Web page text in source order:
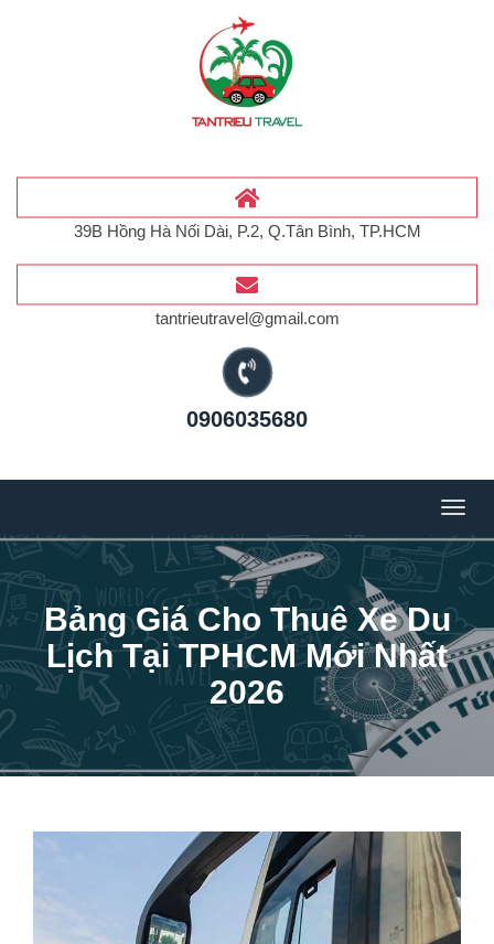
39B Hồng Hà Nối Dài, P.2, Q.Tân Bình, TP.HCM
tantrieutravel@gmail.com
0906035680
Menu
Bảng Giá Cho Thuê Xe Du
Lịch Tại TPHCM Mới Nhất
2026